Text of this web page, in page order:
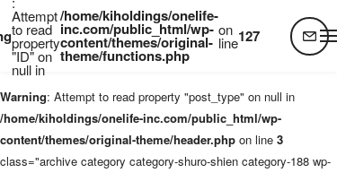
Warning: Attempt to read property "post_name" on null in
/home/kiholdings/onelife-inc.com/public_html/wp-
content/themes/original-theme/header.phpon line
Warning: Attempt to read property "post_type" on null in
/home/kiholdings/onelife-inc.com/public_html/wp-
content/themes/original-theme/header.php on line 3
class="archive category category-shuro-shien category-188 wp-
Attempt
to read
property
"ID" on
null in
/home/kiholdings/onelife-
inc.com/public_html/wp-
content/themes/original-
theme/functions.php
on
line127